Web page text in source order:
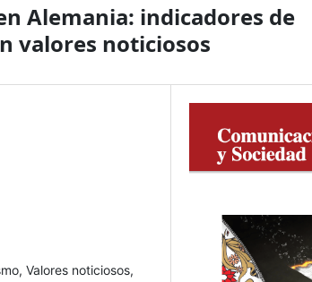
Alemania: indicadores de
valores noticiosos
Valores noticiosos,